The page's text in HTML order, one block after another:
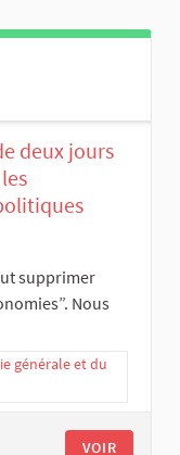
deux jours
supprimer
Nous
générale et du
VOIR